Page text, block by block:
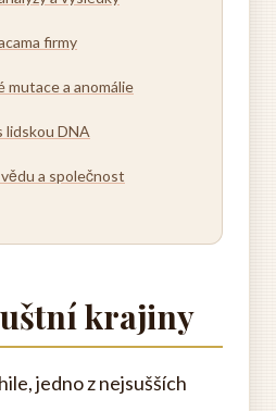
firmy
mutace a anomálie
lidskou DNA
a společnost
krajiny
jedno z nejsušších